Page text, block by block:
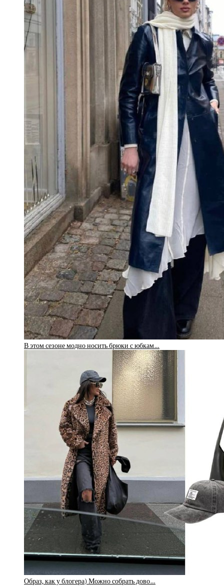
В этом сезоне модно носить брюки с юбкам…
Образ, как у блогера) Можно собрать дово…